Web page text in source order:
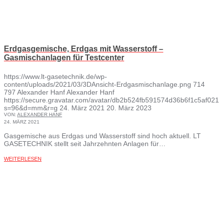
Erdgasgemische, Erdgas mit Wasserstoff –
Gasmischanlagen für Testcenter
https://www.lt-gasetechnik.de/wp-
content/uploads/2021/03/3DAnsicht-Erdgasmischanlage.png 714
797 Alexander HanfAlexander Hanf
https://secure.gravatar.com/avatar/
s=96&d=mm&r=g 24. März 2021 20. März 2023
VON: ALEXANDER HANF
24. MÄRZ 2021
Gasgemische aus Erdgas und Wasserstoff sind hoch aktuell. LT
GASETECHNIK stellt seit Jahrzehnten Anlagen für…
WEITERLESEN